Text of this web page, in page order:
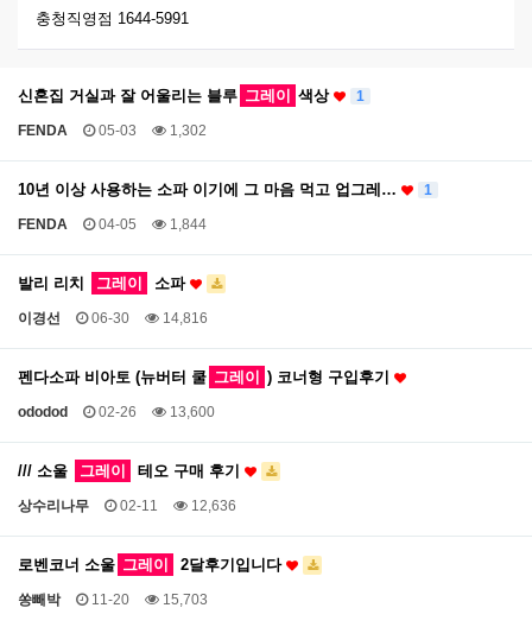
충청직영점 1644-5991
신혼집 거실과 잘 어울리는 블루 그레이 색상 1
FENDA 05-03 1,302
10년 이상 사용하는 소파 이기에 그 마음 먹고 업그레… 1
FENDA 04-05 1,844
발리 리치 그레이 소파
이경선 06-30 14,816
펜다소파 비아토 (뉴버터 쿨 그레이 ) 코너형 구입후기
ododod 02-26 13,600
/// 소울 그레이 테오 구매 후기
상수리나무 02-11 12,636
로벤코너 소울 그레이 2달후기입니다
쏭빼박 11-20 15,703